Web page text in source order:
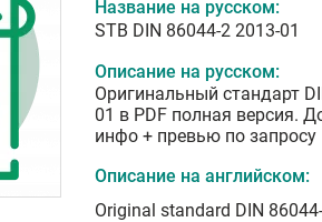
Название на русском:
STB DIN 86044-2 2013-01
Описание на русском:
Оригинальный стандарт
01 в PDF полная версия.
инфо + превью по запросу
Описание на английском:
Original standard DIN